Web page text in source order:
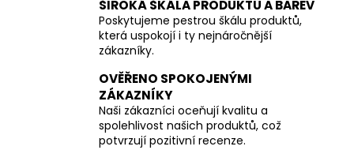
ŠIROKÁ ŠKÁLA PRODUKTŮ A BAREV
Poskytujeme pestrou škálu produktů,
která uspokojí i ty nejnáročnější
zákazníky.
OVĚŘENO SPOKOJENÝMI
ZÁKAZNÍKY
Naši zákazníci oceňují kvalitu a
spolehlivost našich produktů, což
potvrzují pozitivní recenze.